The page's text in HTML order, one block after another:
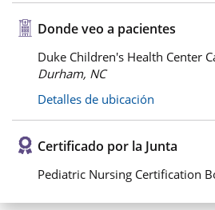
Donde veo a pacientes
Duke Children's Health Center
Durham, NC
Detalles de ubicación
Certificado por la Junta
Pediatric Nursing Certification